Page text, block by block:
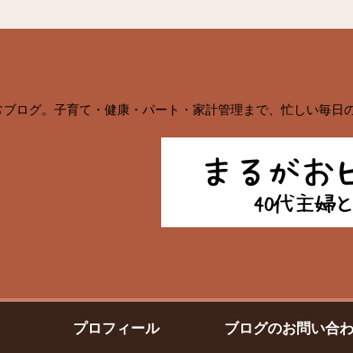
ログ。子育て・健康・パート・家計管理まで、忙しい毎
プロフィール ブログのお問い合